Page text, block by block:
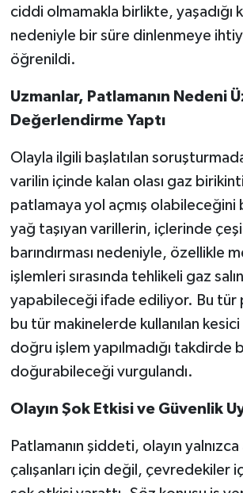
ciddi olmamakla birlikte, yaşadığı
nedeniyle bir süre dinlenmeye
öğrenildi.
Uzmanlar, Patlamanın Nedeni
Değerlendirme Yaptı
Olayla ilgili başlatılan
varilin içinde kalan olası gaz
patlamaya yol açmış olabileceğini
yağ taşıyan varillerin, içlerinde
barındırması nedeniyle, özellikle
işlemleri sırasında tehlikeli gaz
yapabileceği ifade ediliyor. Bu tür
bu tür makinelerde kullanılan
doğru işlem yapılmadığı takdirde
doğurabileceği vurgulandı.
Olayın Şok Etkisi ve Güvenlik
Patlamanın şiddeti, olayın
çalışanları için değil, çevredekiler